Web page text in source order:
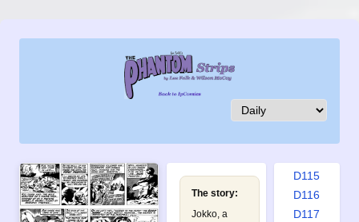
The story:
Jokko, a
D108
D111
D115
D116
D117